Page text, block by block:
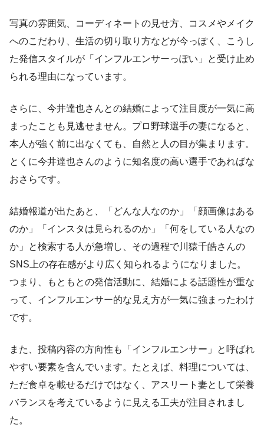
写真の雰囲気、コーディネートの見せ方、コスメやメイク
へのこだわり、生活の切り取り方などが今っぽく、こうし
た発信スタイルが「インフルエンサーっぽい」と受け止め
られる理由になっています。
さらに、今井達也さんとの結婚によって注目度が一気に高
まったことも見逃せません。プロ野球選手の妻になると、
本人が強く前に出なくても、自然と人の目が集まります。
とくに今井達也さんのように知名度の高い選手であればな
おさらです。
結婚報道が出たあと、「どんな人なのか」「顔画像はある
のか」「インスタは見られるのか」「何をしている人なの
か」と検索する人が急増し、その過程で川猿千皓さんの
SNS上の存在感がより広く知られるようになりました。
つまり、もともとの発信活動に、結婚による話題性が重な
って、インフルエンサー的な見え方が一気に強まったわけ
です。
また、投稿内容の方向性も「インフルエンサー」と呼ばれ
やすい要素を含んでいます。たとえば、料理については、
ただ食卓を載せるだけではなく、アスリート妻として栄養
バランスを考えているように見える工夫が注目されまし
た。